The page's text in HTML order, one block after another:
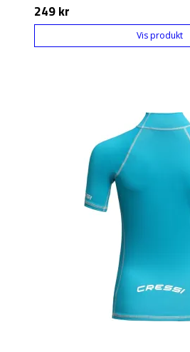
249 kr
Vis produkt